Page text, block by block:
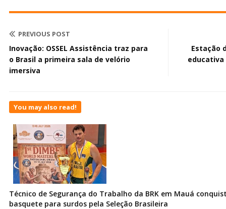
PREVIOUS POST
Inovação: OSSEL Assistência traz para
o Brasil a primeira sala de velório
imersiva
Estação
educativa
You may also read!
Técnico de Segurança do Trabalho da BRK em Mauá
basquete para surdos pela Seleção Brasileira